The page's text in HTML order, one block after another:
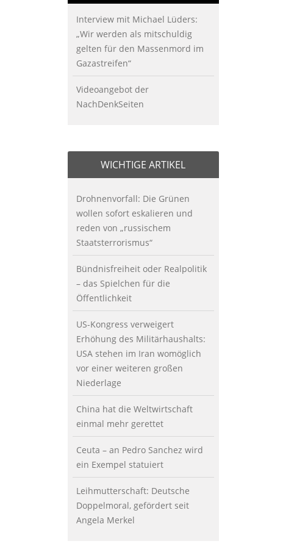
Interview mit Michael Lüders:
„Wir werden als mitschuldig
gelten für den Massenmord im
Gazastreifen“
Videoangebot der
NachDenkSeiten
WICHTIGE ARTIKEL
Drohnenvorfall: Die Grünen
wollen sofort eskalieren und
reden von „russischem
Staatsterrorismus“
Bündnisfreiheit oder Realpolitik
– das Spielchen für die
Öffentlichkeit
US-Kongress verweigert
Erhöhung des Militärhaushalts:
USA stehen im Iran womöglich
vor einer weiteren großen
Niederlage
China hat die Weltwirtschaft
einmal mehr gerettet
Ceuta – an Pedro Sanchez wird
ein Exempel statuiert
Leihmutterschaft: Deutsche
Doppelmoral, gefördert seit
Angela Merkel